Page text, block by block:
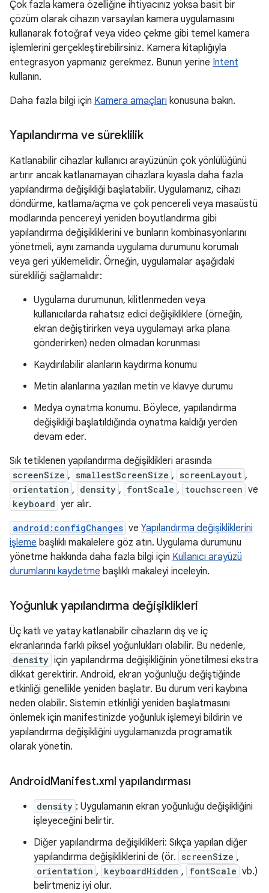
Çok fazla kamera özelliğine ihtiyacınız yoksa basit bir
çözüm olarak cihazın varsayılan kamera uygulamasını
kullanarak fotoğraf veya video çekme gibi temel kamera
işlemlerini gerçekleştirebilirsiniz. Kamera kitaplığıyla
entegrasyon yapmanız gerekmez. Bunun yerine Intent
kullanın.
Daha fazla bilgi için Kamera amaçları konusuna bakın.
Yapılandırma ve süreklilik
Katlanabilir cihazlar kullanıcı arayüzünün çok yönlülüğünü
artırır ancak katlanamayan cihazlara kıyasla daha fazla
yapılandırma değişikliği başlatabilir. Uygulamanız, cihazı
döndürme, katlama/açma ve çok pencereli veya masaüstü
modlarında pencereyi yeniden boyutlandırma gibi
yapılandırma değişikliklerini ve bunların kombinasyonlarını
yönetmeli, aynı zamanda uygulama durumunu korumalı
veya geri yüklemelidir. Örneğin, uygulamalar aşağıdaki
sürekliliği sağlamalıdır:
Uygulama durumunun, kilitlenmeden veya
kullanıcılarda rahatsız edici değişikliklere (örneğin,
ekran değiştirirken veya uygulamayı arka plana
gönderirken) neden olmadan korunması
Kaydırılabilir alanların kaydırma konumu
Metin alanlarına yazılan metin ve klavye durumu
Medya oynatma konumu. Böylece, yapılandırma
değişikliği başlatıldığında oynatma kaldığı yerden
devam eder.
Sık tetiklenen yapılandırma değişiklikleri arasında
screenSize , smallestScreenSize , screenLayout ,
orientation , density , fontScale , touchscreen ve
keyboard yer alır.
android:configChanges ve Yapılandırma değişikliklerini
işleme başlıklı makalelere göz atın. Uygulama durumunu
yönetme hakkında daha fazla bilgi için Kullanıcı arayüzü
durumlarını kaydetme başlıklı makaleyi inceleyin.
Yoğunluk yapılandırma değişiklikleri
Üç katlı ve yatay katlanabilir cihazların dış ve iç
ekranlarında farklı piksel yoğunlukları olabilir. Bu nedenle,
density için yapılandırma değişikliğinin yönetilmesi ekstra
dikkat gerektirir. Android, ekran yoğunluğu değiştiğinde
etkinliği genellikle yeniden başlatır. Bu durum veri kaybına
neden olabilir. Sistemin etkinliği yeniden başlatmasını
önlemek için manifestinizde yoğunluk işlemeyi bildirin ve
yapılandırma değişikliğini uygulamanızda programatik
olarak yönetin.
Android Manifest.xml yapılandırması
density : Uygulamanın ekran yoğunluğu değişikliğini
işleyeceğini belirtir.
Diğer yapılandırma değişiklikleri: Sıkça yapılan diğer
yapılandırma değişikliklerini de (ör. screenSize ,
orientation , keyboardHidden , fontScale vb.)
belirtmeniz iyi olur.